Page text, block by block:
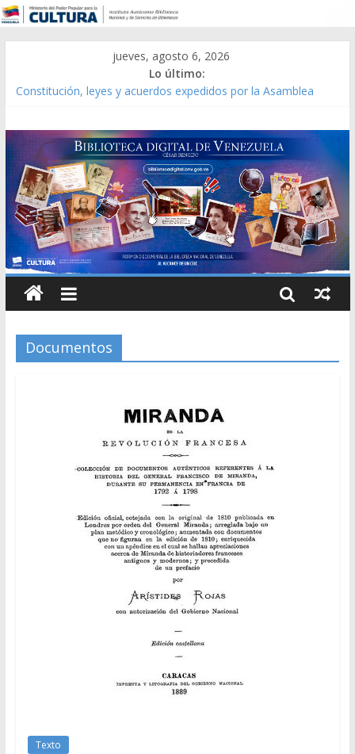
jueves, agosto 6, 2026
Lo último:
Constitución, leyes y acuerdos expedidos por la Asamblea
Modesta Bor Sánchez [material gráfico]
Gaceta Oficial de la República de Venezuela año CXXXIII Mes V,
Caracas 09 de marzo de 2006 N° 38.394
Catálogo temático de obras de Modesta Bor
Documentos
Texto